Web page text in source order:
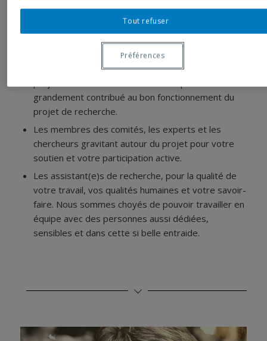
est la Fondation J.A. DeSève; et l’Agence de la santé
et des services sociaux, pour leur soutien financier.
Les professionnels et l’ensemble des intervenants
de chacun des établissements participants qui ont
collaboré à différents niveaux tout au long du
grandement contribué au bon fonctionnement du
projet de recherche.
Les membres des comités, les experts et les
chercheurs gravitant autour du projet pour votre
soutien et votre participation active.
Les assistant(e)s de recherche, pour la qualité de
votre travail, vos qualités humaines et votre savoir-
faire. Nous sommes choyés de pouvoir travailler en
équipe avec des personnes aussi dédiées,
sensibles et dans cette si belle entraide.
Tout refuser
Préférences